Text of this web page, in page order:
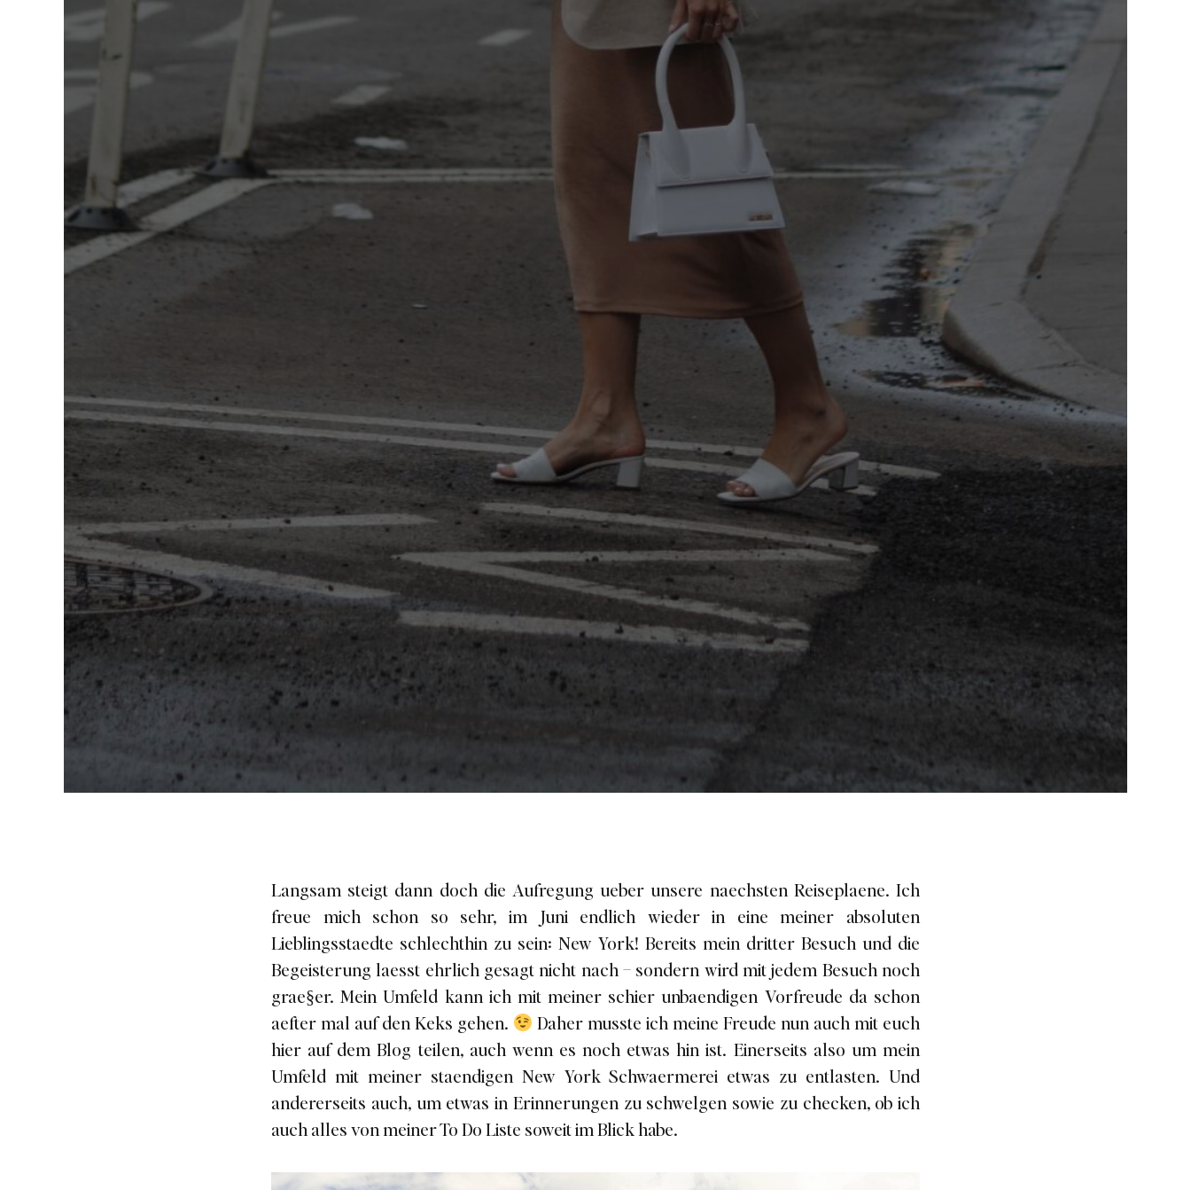
Langsam steigt dann doch die Aufregung ueber unsere naechsten Reiseplaene. Ich
freue mich schon so sehr, im Juni endlich wieder in eine meiner absoluten
Lieblingsstaedte schlechthin zu sein: New York! Bereits mein dritter Besuch und die
Begeisterung laesst ehrlich gesagt nicht nach – sondern wird mit jedem Besuch noch
grae§er. Mein Umfeld kann ich mit meiner schier unbaendigen Vorfreude da schon
aefter mal auf den Keks gehen.
Daher musste ich meine Freude nun auch mit euch
hier auf dem Blog teilen, auch wenn es noch etwas hin ist. Einerseits also um mein
Umfeld mit meiner staendigen New York Schwaermerei etwas zu entlasten. Und
andererseits auch, um etwas in Erinnerungen zu schwelgen sowie zu checken, ob ich
auch alles von meiner To Do Liste soweit im Blick habe.